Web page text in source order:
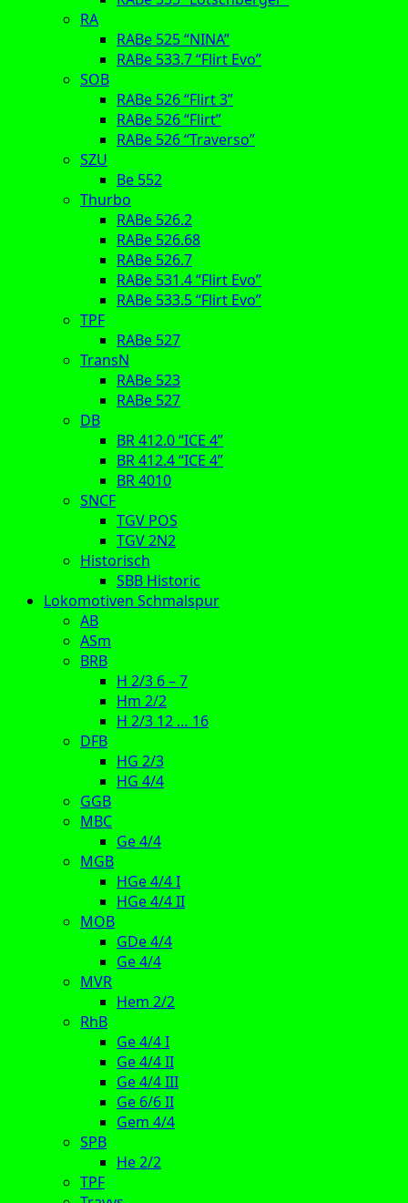
RA
RABe 525 “NINA”
RABe 533.7 “Flirt Evo”
SOB
RABe 526 “Flirt 3”
RABe 526 “Flirt”
RABe 526 “Traverso”
SZU
Be 552
Thurbo
RABe 526.2
RABe 526.68
RABe 526.7
RABe 531.4 “Flirt Evo”
RABe 533.5 “Flirt Evo”
TPF
RABe 527
TransN
RABe 523
RABe 527
DB
BR 412.0 “ICE 4”
BR 412.4 “ICE 4”
BR 4010
SNCF
TGV POS
TGV 2N2
Historisch
SBB Historic
Lokomotiven Schmalspur
AB
ASm
BRB
H 2/3 6 – 7
Hm 2/2
H 2/3 12 … 16
DFB
HG 2/3
HG 4/4
GGB
MBC
Ge 4/4
MGB
HGe 4/4 I
HGe 4/4 II
MOB
GDe 4/4
Ge 4/4
MVR
Hem 2/2
RhB
Ge 4/4 I
Ge 4/4 II
Ge 4/4 III
Ge 6/6 II
Gem 4/4
SPB
He 2/2
TPF